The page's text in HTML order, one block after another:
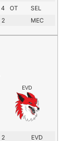
4 OT
SEL
2 MEC
EVD
2
EVD